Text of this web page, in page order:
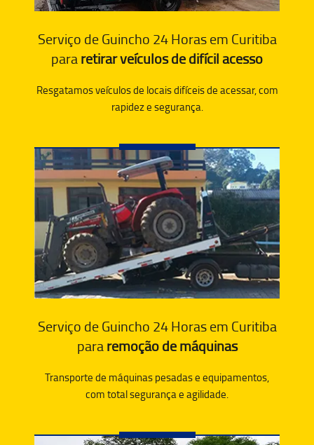
Serviço de Guincho 24 Horas em Curitiba
pararetirar veículos de difícil acesso
Resgatamos veículos de locais difíceis de acessar, com
rapidez e segurança.
Serviço de Guincho 24 Horas em Curitiba
pararemoção de máquinas
Transporte de máquinas pesadas e equipamentos,
com total segurança e agilidade.